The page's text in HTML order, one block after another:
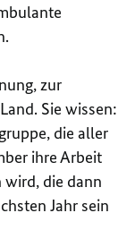
zur
Sie wissen:
die aller
ihre Arbeit
die dann
Jahr sein